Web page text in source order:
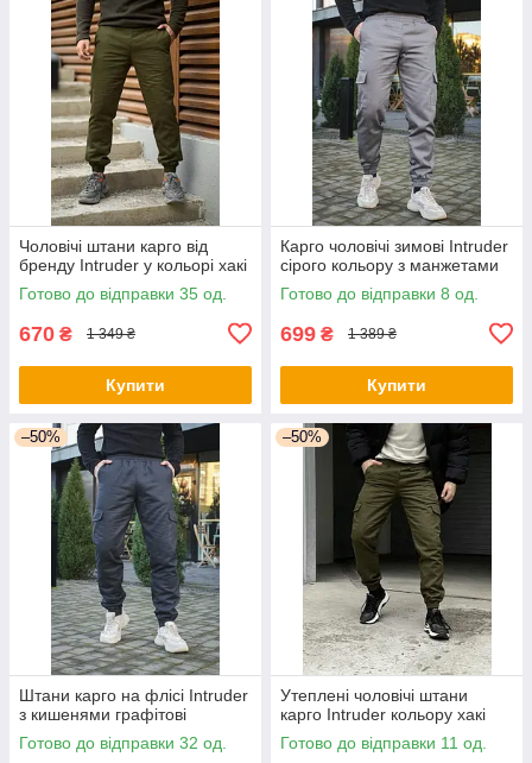
Чоловічі штани карго від
бренду Intruder у кольорі хакі
Готово до відправки 35 од.
670 ₴ 1 349 ₴
Купити
Карго чоловічі зимові Intruder
сірого кольору з манжетами
Готово до відправки 8 од.
699 ₴ 1 389 ₴
Купити
–50%
Штани карго на флісі Intruder
з кишенями графітові
Готово до відправки 32 од.
–50%
Утеплені чоловічі штани
карго Intruder кольору хакі
Готово до відправки 11 од.